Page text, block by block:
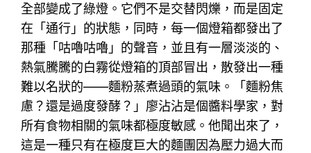
全部變成了綠燈。它們不是交替閃爍，而是固定
在「通行」的狀態，同時，每一個燈箱都發出了
那種「咕嚕咕嚕」的聲音，並且有一層淡淡的、
熱氣騰騰的白霧從燈箱的頂部冒出，散發出一種
難以名狀的——麵粉蒸煮過頭的氣味。「麵粉焦
慮？還是過度發酵？」廖沾沾是個醬料學家，對
所有食物相關的氣味都極度敏感。他聞出來了，
這是一種只有在極度巨大的麵團因為壓力過大而